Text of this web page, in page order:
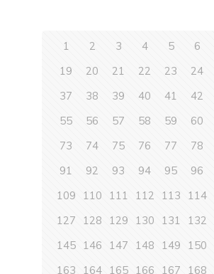
1 2 3 4 5 6
19
20 21 22 23 24
37
38 39 40 41 42
55
56 57 58 59 60
73
74 75 76 77 78
91
92 93 94 95 96
109
110 111 112 113 114
127
128 129 130 131 132
145 146 147 148 149 150
163
164 165 166 167 168